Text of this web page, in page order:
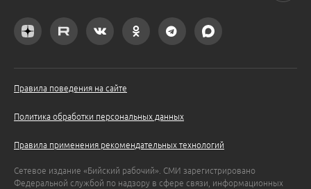
Правила поведения на сайте
Политика обработки персональных данных
Правила применения рекомендательных технологий
Сетевое издание «Бийский рабочий». СМИ зарегистрировано
Федеральной службой по надзору в сфере связи, информационных